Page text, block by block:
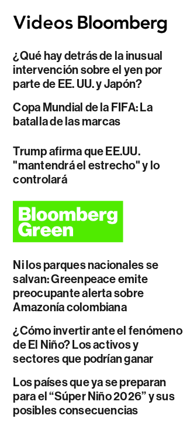
¿Qué hay detrás de la inusual
intervención sobre el yen por
parte de EE. UU. y Japón?
Copa Mundial de la FIFA: La
batalla de las marcas
Trump afirma que EE.UU.
"mantendrá el estrecho" y lo
controlará
Ni los parques nacionales se
salvan: Greenpeace emite
preocupante alerta sobre
Amazonía colombiana
¿Cómo invertir ante el fenómeno
de El Niño? Los activos y
sectores que podrían ganar
Los países que ya se preparan
para el “Súper Niño 2026” y sus
posibles consecuencias